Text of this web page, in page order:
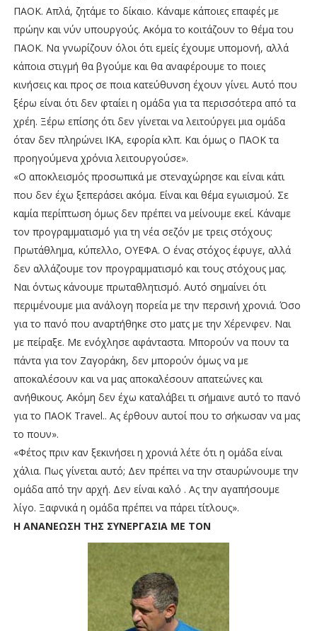
ΠΑΟΚ. Απλά, ζητάμε το δίκαιο. Κάναμε κάποιες επαφές με
πρώην και νύν υπουργούς. Ακόμα το κοιτάζουν το θέμα του
ΠΑΟΚ. Να γνωρίζουν όλοι ότι εμείς έχουμε υπομονή, αλλά
κάποια στιγμή θα βγούμε και θα αναφέρουμε το ποιες
κινήσεις και προς σε ποια κατεύθυνση έχουν γίνει. Αυτό που
ξέρω είναι ότι δεν φταίει η ομάδα για τα περισσότερα από τα
χρέη. Ξέρω επίσης ότι δεν γίνεται να λειτούργει μια ομάδα
όταν δεν πληρώνει ΙΚΑ, εφορία κλπ. Και όμως ο ΠΑΟΚ τα
προηγούμενα χρόνια λειτουργούσε».
«Ο αποκλεισμός προσωπικά με στεναχώρησε και είναι κάτι
που δεν έχω ξεπεράσει ακόμα. Είναι και θέμα εγωισμού. Σε
καμία περίπτωση όμως δεν πρέπει να μείνουμε εκεί. Κάναμε
τον προγραμματισμό για τη νέα σεζόν με τρεις στόχους:
Πρωτάθλημα, κύπελλο, ΟΥΕΦΑ. Ο ένας στόχος έφυγε, αλλά
δεν αλλάζουμε τον προγραμματισμό και τους στόχους μας.
Ναι όντως κάνουμε πρωταθλητισμό. Αυτό σημαίνει ότι
περιμένουμε μια ανάλογη πορεία με την περσινή χρονιά. Όσο
για το πανό που αναρτήθηκε στο ματς με την Χέρενφεν. Ναι
με πείραξε. Με ενόχλησε αφάνταστα. Μπορούν να πουν τα
πάντα για τον Ζαγοράκη, δεν μπορούν όμως να με
αποκαλέσουν και να μας αποκαλέσουν απατεώνες και
ανήθικους. Ακόμη δεν έχω καταλάβει τι σήμαινε αυτό το πανό
για το ΠΑΟΚ Travel.. Ας έρθουν αυτοί που το σήκωσαν να μας
το πουν».
«Φέτος πριν καν ξεκινήσει η χρονιά λέτε ότι η ομάδα είναι
χάλια. Πως γίνεται αυτό; Δεν πρέπει να την σταυρώνουμε την
ομάδα από την αρχή. Δεν είναι καλό . Ας την αγαπήσουμε
λίγο. Ξαφνικά η ομάδα πρέπει να πάρει τίτλους».
Η ΑΝΑΝΕΩΣΗ ΤΗΣ ΣΥΝΕΡΓΑΣΙΑ ΜΕ ΤΟΝ